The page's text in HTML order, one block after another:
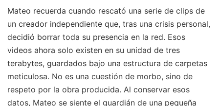
Mateo recuerda cuando rescató una serie de clips de
un creador independiente que, tras una crisis personal,
decidió borrar toda su presencia en la red. Esos
videos ahora solo existen en su unidad de tres
terabytes, guardados bajo una estructura de carpetas
meticulosa. No es una cuestión de morbo, sino de
respeto por la obra producida. Al conservar esos
datos, Mateo se siente el guardián de una pequeña